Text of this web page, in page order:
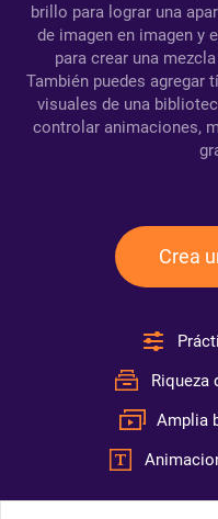
brillo para lograr una
de imagen en imagen y
para crear una
También puedes agregar
visuales de una
controlar animaciones,
Crea
Riqueza
Amplia